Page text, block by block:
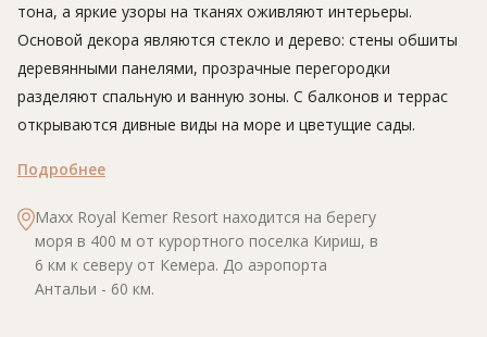
тона, а яркие узоры на тканях оживляют интерьеры.
Основой декора являются стекло и дерево: стены обшиты
деревянными панелями, прозрачные перегородки
разделяют спальную и ванную зоны. С балконов и террас
открываются дивные виды на море и цветущие сады.
Подробнее
Maxx Royal Kemer Resort находится на берегу
моря в 400 м от курортного поселка Кириш, в
6 км к северу от Кемера. До аэропорта
Антальи - 60 км.